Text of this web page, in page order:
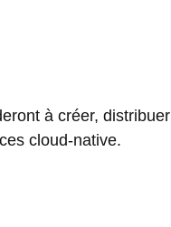
à créer, distribuer
cloud-native.